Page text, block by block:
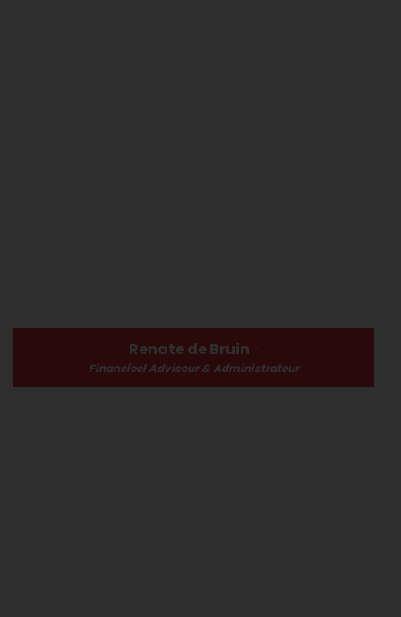
Renate de Bruin
Financieel Adviseur & Administrateur